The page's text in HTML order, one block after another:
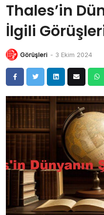
Thales’in
İlgili
Görüşleri - 3 Ekim 2024